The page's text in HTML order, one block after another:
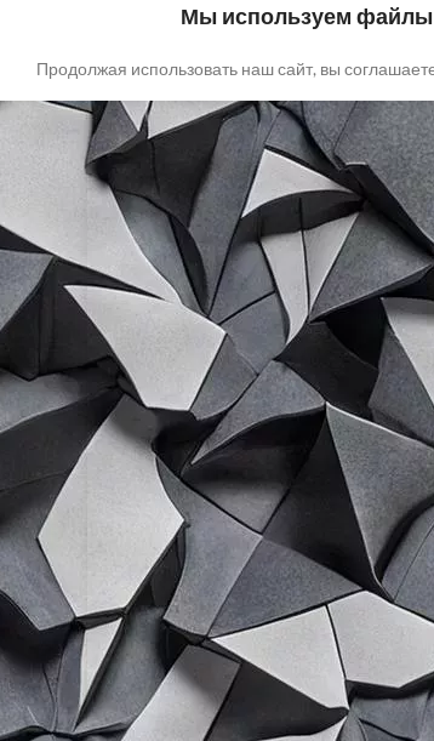
Мы используем
Продолжая использовать наш сайт, вы